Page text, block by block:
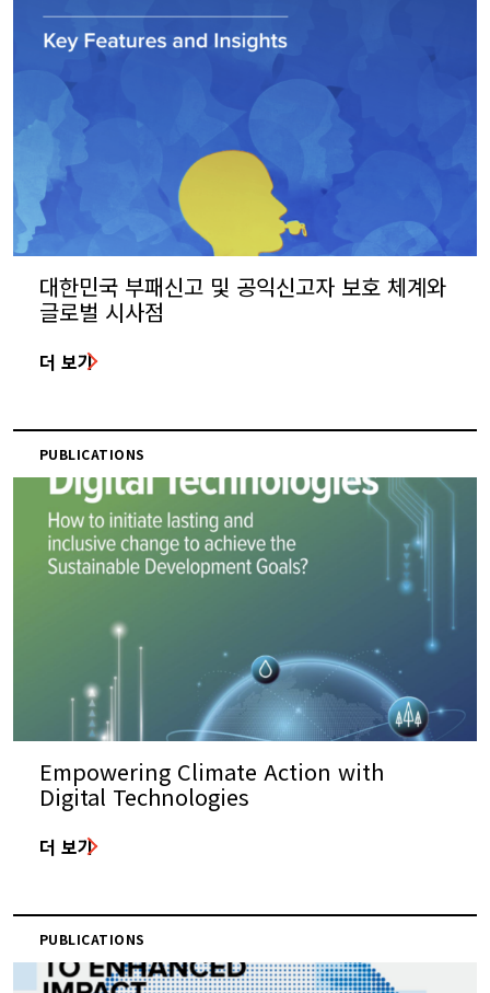
대한민국 부패신고 및 공익신고자 보호 체계와
글로벌 시사점
더 보기
PUBLICATIONS
Empowering Climate Action with
Digital Technologies
더 보기
PUBLICATIONS